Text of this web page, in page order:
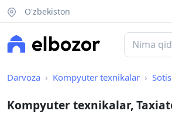
O'zbekiston
Darvoza Kompyuter texnikalar
Kompyuter texnikalar,